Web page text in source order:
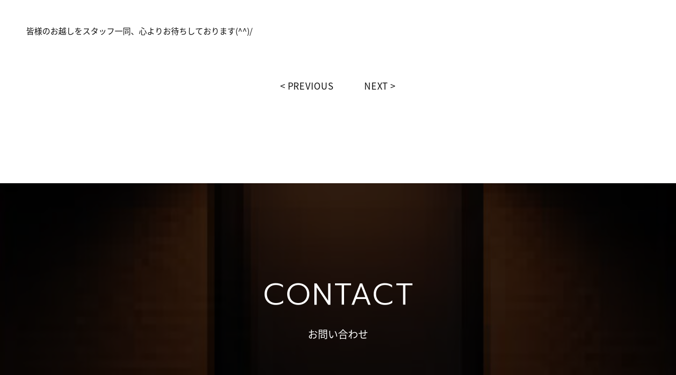
皆様のお越しをスタッフ一同、心よりお待ちしております(^^)/
PREVIOUS NEXT
CONTACT
お問い合わせ